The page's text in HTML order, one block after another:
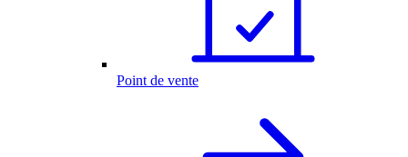
Point de vente